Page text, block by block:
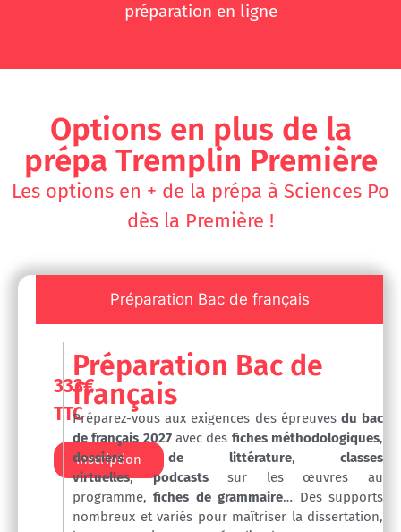
préparation en ligne
Options en plus de la
prépa Tremplin Première​
Les options en + de la prépa à Sciences Po
dès la Première !
Préparation Bac de français
333€
TTC
Inscription
Préparation Bac de
français
Préparez-vous aux exigences des épreuvesdu bac
de français 2027avec des fiches méthodologiques,
dossiers de littérature,classes
virtuelles,podcastssur les œuvres au
programme,fiches de grammaire… Des supports
nombreux et variés pour maîtriser la dissertation,